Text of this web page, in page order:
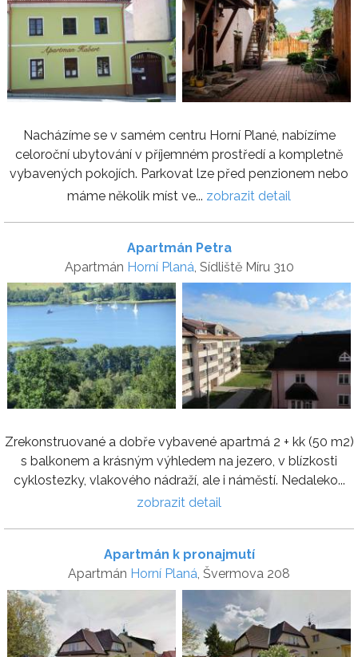
Nacházíme se v samém centru Horní Plané, nabízíme
celoroční ubytování v příjemném prostředí a kompletně
vybavených pokojích. Parkovat lze před penzionem nebo
máme několik míst ve... zobrazit detail
Apartmán Petra
Apartmán Horní Planá, Sídliště Míru 310
Zrekonstruované a dobře vybavené apartmá 2 + kk (50 m2)
s balkonem a krásným výhledem na jezero, v blízkosti
cyklostezky, vlakového nádraží, ale i náměstí. Nedaleko...
zobrazit detail
Apartmán k pronajmutí
Apartmán Horní Planá, Švermova 208